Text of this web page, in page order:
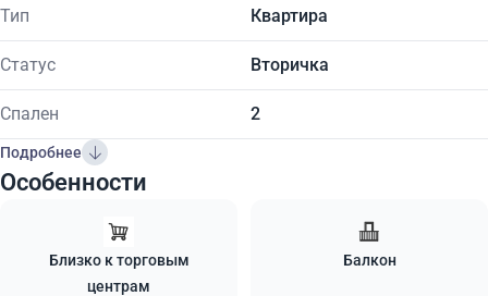
Тип Квартира
Статус Вторичка
Спален 2
Подробнее
Особенности
Близко к торговым
центрам
Балкон